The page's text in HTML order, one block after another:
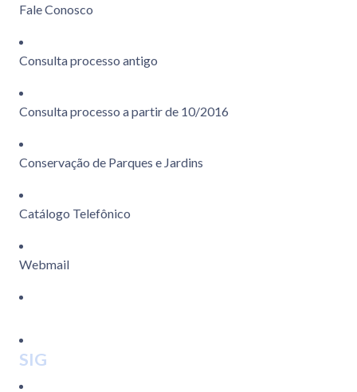
Fale Conosco
Consulta processo antigo
Consulta processo a partir de 10/2016
Conservação de Parques e Jardins
Catálogo Telefônico
Webmail
SIG